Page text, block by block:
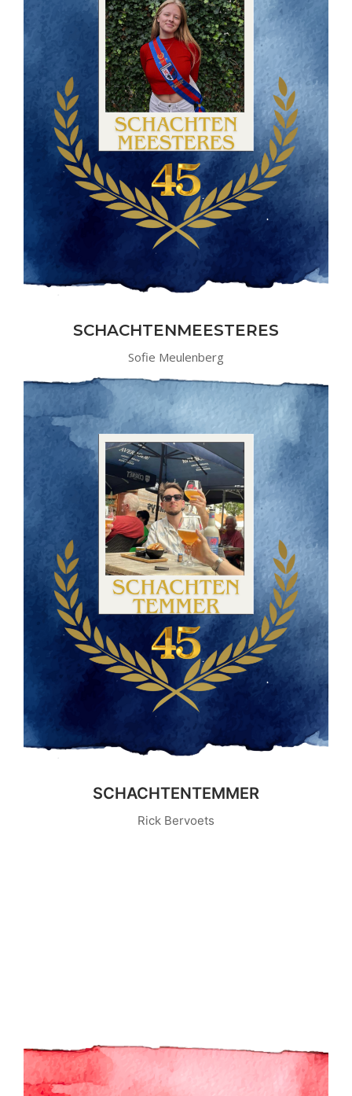
SCHACHTENMEESTERES
Sofie Meulenberg
SCHACHTENTEMMER
Rick Bervoets